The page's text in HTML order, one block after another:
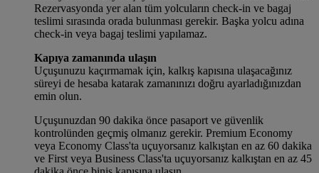
Rezervasyonda yer alan tüm yolcuların check-in ve bagaj
teslimi sırasında orada bulunması gerekir. Başka yolcu adına
check-in veya bagaj teslimi yapılamaz.
Kapıya zamanında ulaşın
Uçuşunuzu kaçırmamak için, kalkış kapısına ulaşacağınız
süreyi de hesaba katarak zamanınızı doğru ayarladığınızdan
emin olun.
Uçuşunuzdan 90 dakika önce pasaport ve güvenlik
kontrolünden geçmiş olmanız gerekir. Premium Economy
veya Economy Class'ta uçuyorsanız kalkıştan en az 60 dakika
ve First veya Business Class'ta uçuyorsanız kalkıştan en az 45